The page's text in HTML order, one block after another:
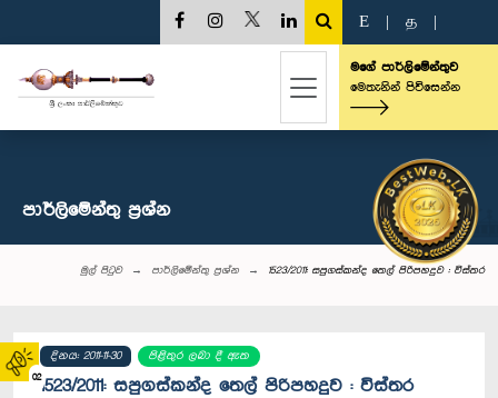
02
E த
මගේ පාර්ලිමේන්තුව
මෙතැනින් පිවිසෙන්න
පාර්ලි‌මේන්තු‌ ප්‍රශ්න
මුල් පිටුව පාර්ලි‌මේන්තු‌ ප්‍රශ්න 1523/2011: සපුගස්කන්ද තෙල් පිරිපහදුව : විස්තර
දිනය: 2011-11-30 පිළිතුර ලබා දී ඇත
1523/2011: සපුගස්කන්ද තෙල් පිරිපහදුව : විස්තර